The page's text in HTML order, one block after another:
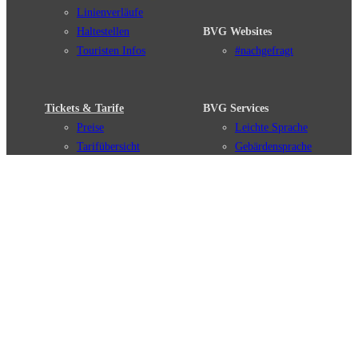
Linienverläufe
Haltestellen
Touristen Infos
Tickets & Tarife
Preise
Tarifübersicht
BVG Websites
#nachgefragt
BVG Services
Leichte Sprache
Gebärdensprache